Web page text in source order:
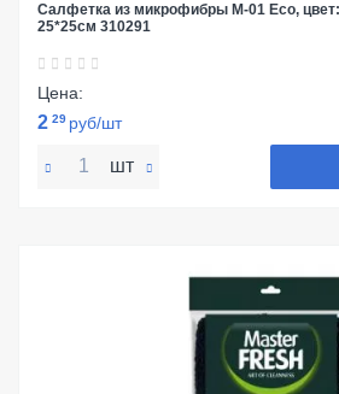
Салфетка из микрофибры M-01 Есо,
25*25см 310291
Цена:
2 29 руб/шт
шт